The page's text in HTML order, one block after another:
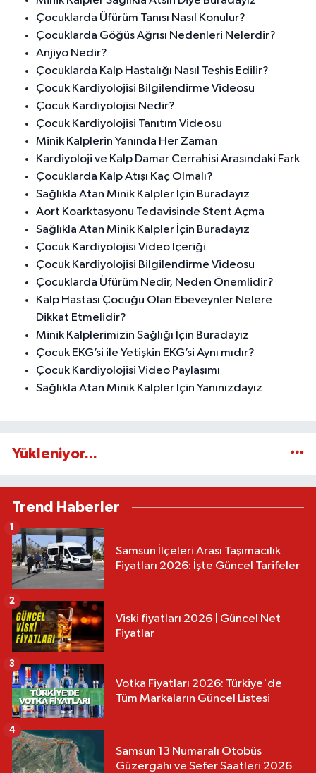
Çocuklarda Üfürüm Tanısı Nasıl Konulur?
Çocuklarda Göğüs Ağrısı Nedenleri Nelerdir?
Anjiyo Nedir?
Çocuklarda Kalp Hastalığı Nasıl Teşhis Edilir?
Çocuk Kardiyolojisi Bilgilendirme Videosu
Çocuk Kardiyolojisi Nedir?
Çocuk Kardiyolojisi Tanıtım Videosu
Minik Kalplerin Yanında Her Zaman
Kardiyoloji ve Kalp Damar Cerrahisi Arasındaki Fark
Çocuklarda Kalp Atışı Kaç Olmalı?
Sağlıkla Atan Minik Kalpler İçin Buradayız
Aort Koarktasyonu Tedavisinde Stent Açma
Sağlıkla Atan Minik Kalpler İçin Buradayız
Çocuk Kardiyolojisi Video İçeriği
Çocuk Kardiyolojisi Bilgilendirme Videosu
Çocuklarda Üfürüm Nedir, Neden Önemlidir?
Kalp Hastası Çocuğu Olan Ebeveynler Nelere
Dikkat Etmelidir?
Minik Kalplerimizin Sağlığı İçin Buradayız
Çocuk EKG’si ile Yetişkin EKG’si Aynı mıdır?
Çocuk Kardiyolojisi Video Paylaşımı
Sağlıkla Atan Minik Kalpler İçin Yanınızdayız
Yükleniyor...
Trend Haberler
Samsun İlçeleri Arası Taşımacılık
Fiyatları 2026: İşte Güncel Tarifeler
1
Viski fiyatları 2026 | Güncel Net
Fiyatlar
2
Votka Fiyatları 2026: Türkiye'de
Tüm Markaların Güncel Listesi
3
Samsun 13 Numaralı Otobüs
Güzergahı ve Sefer Saatleri 2026
4